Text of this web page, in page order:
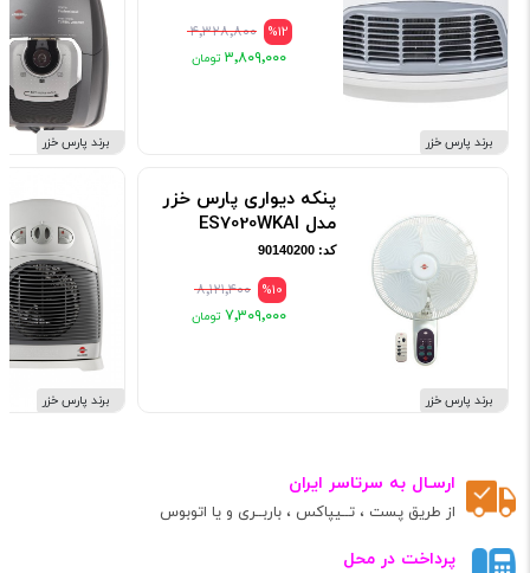
برند پارس خزر
%12 ۴٬۳۲۸٬۸۰۰
۳٬۸۰۹٬۰۰۰
برند پارس خزر
پنکه دیواری پارس خزر
مدل ES7020WKAI
کد: 90140200
%10 ۸٬۱۲۱٬۴۰۰
۷٬۳۰۹٬۰۰۰
برند پارس خزر
برند پارس خزر
ارسـال به سرتاسر ایران
از طریق پست ، تــیپاکس ، باربــری و یا اتوبوس
پرداخت در محل